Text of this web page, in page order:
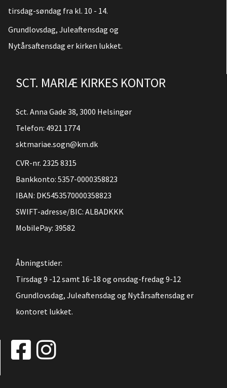
tirsdag-søndag fra kl. 10 - 14.
Grundlovsdag, Juleaftensdag og
Nytårsaftensdag er kirken lukket.
SCT. MARIÆ KIRKES KONTOR
Sct. Anna Gade 38, 3000 Helsingør
Telefon: 4921 1774
sktmariae.sogn@km.dk
CVR-nr. 2325 8315
Bankkonto: 5357-0000358823
IBAN: DK5453570000358823
SWIFT-adresse/BIC: ALBADKKK
MobilePay: 39582
Åbningstider:
Tirsdag 9 -12 samt 16-18 og onsdag-fredag 9-12
Grundlovsdag, Juleaftensdag og Nytårsaftensdag er
kontoret lukket.